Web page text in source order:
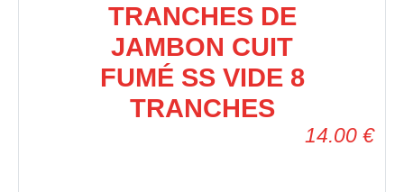
TRANCHES DE
JAMBON CUIT
FUMÉ SS VIDE 8
TRANCHES
14.00 €